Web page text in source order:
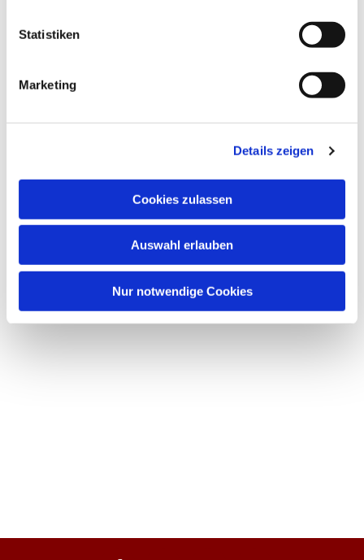
Statistiken
Marketing
Details zeigen
Cookies zulassen
Auswahl erlauben
Nur notwendige Cookies